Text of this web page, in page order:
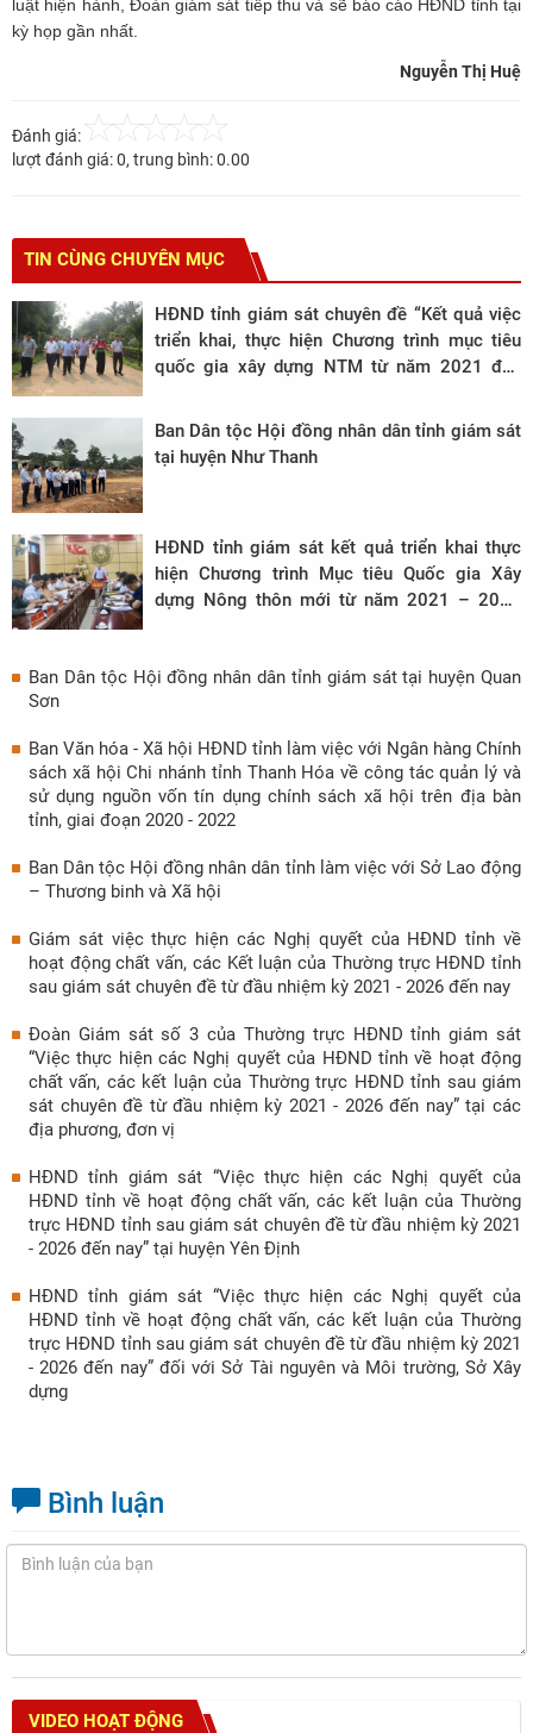
luật hiện hành, Đoàn giám sát tiếp thu và sẽ báo cáo HĐND tỉnh tại
kỳ họp gần nhất.
Nguyễn Thị Huệ
Đánh giá:
lượt đánh giá:0, trung bình:0.00
TIN CÙNG CHUYÊN MỤC
HĐND tỉnh giám sát chuyên đề “Kết quả việc
triển khai, thực hiện Chương trình mục tiêu
quốc gia xây dựng NTM từ năm 2021 đến
Lặc
Ban Dân tộc Hội đồng nhân dân tỉnh giám sát
tại huyện Như Thanh
HĐND tỉnh giám sát kết quả triển khai thực
hiện Chương trình Mục tiêu Quốc gia Xây
dựng Nông thôn mới từ năm 2021 – 2023
Ban Dân tộc Hội đồng nhân dân tỉnh giám sát tại huyện Quan
Sơn
Ban Văn hóa - Xã hội HĐND tỉnh làm việc với Ngân hàng Chính
sách xã hội Chi nhánh tỉnh Thanh Hóa về công tác quản lý và
sử dụng nguồn vốn tín dụng chính sách xã hội trên địa bàn
tỉnh, giai đoạn 2020 - 2022
Ban Dân tộc Hội đồng nhân dân tỉnh làm việc với Sở Lao động
– Thương binh và Xã hội
Giám sát việc thực hiện các Nghị quyết của HĐND tỉnh về
hoạt động chất vấn, các Kết luận của Thường trực HĐND tỉnh
sau giám sát chuyên đề từ đầu nhiệm kỳ 2021 - 2026 đến nay
Đoàn Giám sát số 3 của Thường trực HĐND tỉnh giám sát
“Việc thực hiện các Nghị quyết của HĐND tỉnh về hoạt động
chất vấn, các kết luận của Thường trực HĐND tỉnh sau giám
sát chuyên đề từ đầu nhiệm kỳ 2021 - 2026 đến nay” tại các
địa phương, đơn vị
HĐND tỉnh giám sát “Việc thực hiện các Nghị quyết của
HĐND tỉnh về hoạt động chất vấn, các kết luận của Thường
trực HĐND tỉnh sau giám sát chuyên đề từ đầu nhiệm kỳ 2021
- 2026 đến nay” tại huyện Yên Định
HĐND tỉnh giám sát “Việc thực hiện các Nghị quyết của
HĐND tỉnh về hoạt động chất vấn, các kết luận của Thường
trực HĐND tỉnh sau giám sát chuyên đề từ đầu nhiệm kỳ 2021
- 2026 đến nay” đối với Sở Tài nguyên và Môi trường, Sở Xây
dựng
Bình luận
VIDEO HOẠT ĐỘNG